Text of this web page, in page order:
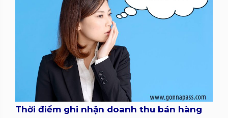
Thời điểm ghi nhận doanh thu bán hàng